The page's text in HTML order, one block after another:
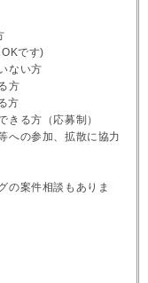
です)
ない方
方
方
きる方（応募制）
への参加、拡散に協力
の案件相談もありま